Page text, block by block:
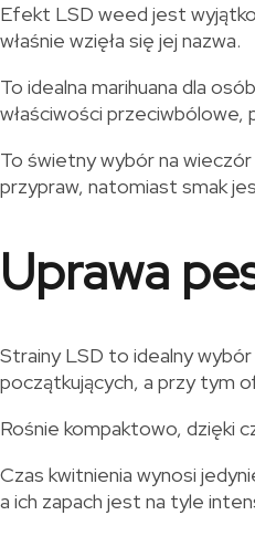
Efekt LSD weed jest
właśnie wzięła się jej nazwa.
To idealna marihuana dla
właściwości przeciwbólowe,
To świetny wybór na
przypraw, natomiast smak
Uprawa
Strainy LSD to idealny wybór
początkujących, a przy tym
Rośnie kompaktowo, dzięki
Czas kwitnienia wynosi
a ich zapach jest na tyle